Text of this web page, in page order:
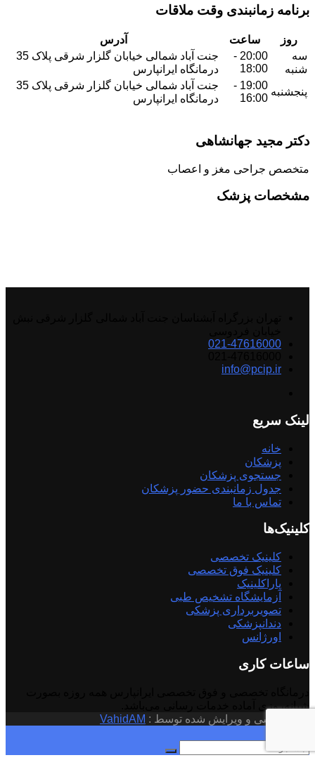
برنامه زمانبندی وقت ملاقات
روز ساعت
آدرس
سه
شنبه
20:00 -
18:00
جنت آباد شمالی خیابان گلزار شرقی پلاک 35
درمانگاه ایرانپارس
پنجشنبه
19:00 -
16:00
جنت آباد شمالی خیابان گلزار شرقی پلاک 35
درمانگاه ایرانپارس
دکتر مجید جهانشاهی
متخصص جراحی مغز و اعصاب
مشخصات پزشک
021-47616000
info@pcip.ir
لینک سریع
خانه
پزشکان
جستجوی پزشکان
جدول زمانبندی حضور پزشکان
تماس با ما
کلینیک‌ها
کلینیک تخصصی
کلینیک فوق تخصصی
پاراکلینیک
آزمایشگاه تشخیص طبی
تصویربرداری پزشکی
دندانپزشکی
اورژانس
ساعات کاری
شبانه‌روزی آماده خدمات رسانی می‌باشد.
© کد نویسی و ویرایش شده توسط : VahidAM